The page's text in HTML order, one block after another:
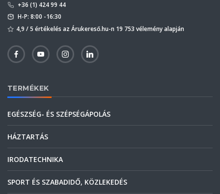
+36 (1) 424 99 44
H-P: 8:00 -16:30
4,9 / 5 értékelés az Árukereső.hu-n 19 753 vélemény alapján
TERMÉKEK
EGÉSZSÉG- ÉS SZÉPSÉGÁPOLÁS
HÁZTARTÁS
IRODATECHNIKA
SPORT ÉS SZABADIDŐ, KÖZLEKEDÉS